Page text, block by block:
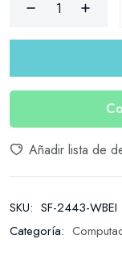
Añadir lista de
SKU: SF-2443-WBEI
Categoría: